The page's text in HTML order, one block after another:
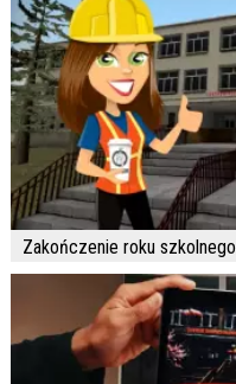
Zakończenie roku szkolnego